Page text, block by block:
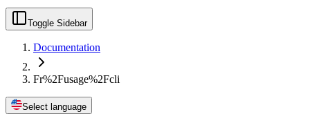
Toggle Sidebar
Documentation
Fr%2Fusage%2Fcli
Select language